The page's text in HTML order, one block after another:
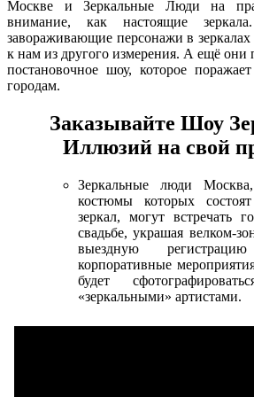
Москве и Зеркальные Люди на
внимание, как настоящие
завораживающие персонажи в
к нам из другого измерения. А ещё они
постановочное шоу, которое
городам.
Заказывайте Шоу
Иллюзий на свой
Зеркальные люди
костюмы которых
зеркал, могут встречать
свадьбе, украшая велком-
выездную
корпоративные
будет
«зеркальными» артистами.